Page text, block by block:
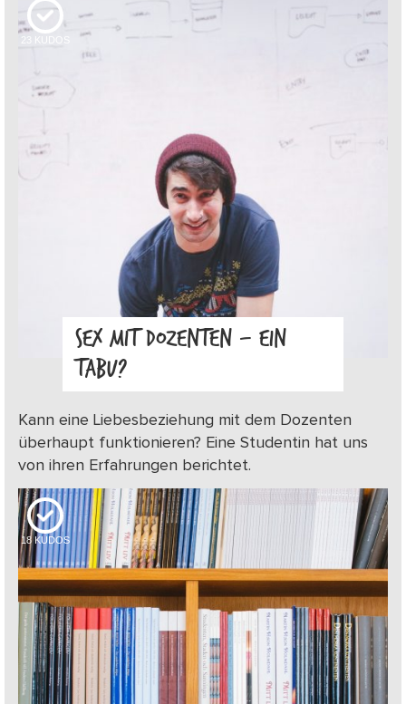
23 KUDOS
SEX MIT DOZENTEN – EIN
TABU?
Kann eine Liebesbeziehung mit dem Dozenten
überhaupt funktionieren? Eine Studentin hat uns
von ihren Erfahrungen berichtet.
18 KUDOS